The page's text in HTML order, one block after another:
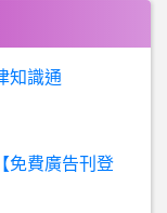
知識通
免費廣告刊登